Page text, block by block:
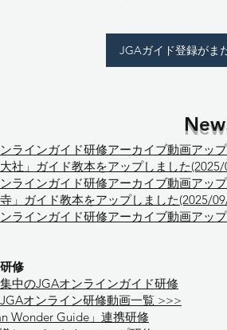
JGAガイド登録がま
ラインガイド研修アーカイブ動画アッ
大社」ガイド教本をアップしました
ラインガイド研修アーカイブ動画アッ
寺」ガイド教本をアップしました(2025/
ラインガイド研修アーカイブ動画アッ
修
中のJGAオンラインガイド研修
オンライン研修動画一覧 >>>
Wonder Guide」連携研修